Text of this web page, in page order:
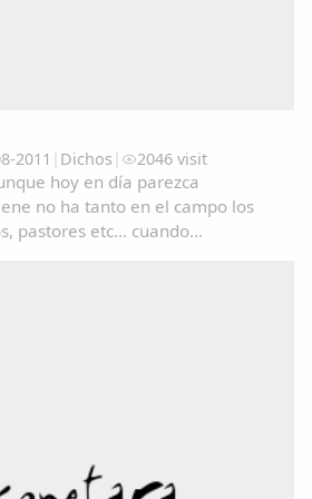
2011 | Dichos | 2046 visit
hoy en día parezca
no ha tanto en el campo los
pastores etc... cuando